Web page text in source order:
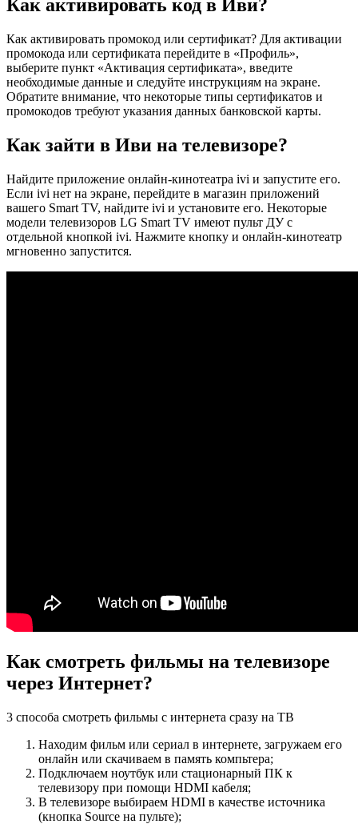
Как активировать код в Иви?
Как активировать промокод или сертификат? Для активации
промокода или сертификата перейдите в «Профиль»,
выберите пункт «Активация сертификата», введите
необходимые данные и следуйте инструкциям на экране.
Обратите внимание, что некоторые типы сертификатов и
промокодов требуют указания данных банковской карты.
Как зайти в Иви на телевизоре?
Найдите приложение онлайн-кинотеатра ivi и запустите его.
Если ivi нет на экране, перейдите в магазин приложений
вашего Smart TV, найдите ivi и установите его. Некоторые
модели телевизоров LG Smart TV имеют пульт ДУ с
отдельной кнопкой ivi. Нажмите кнопку и онлайн-кинотеатр
мгновенно запустится.
Как смотреть фильмы на телевизоре
через Интернет?
3 способа смотреть фильмы с интернета сразу на ТВ
Находим фильм или сериал в интернете, загружаем его
онлайн или скачиваем в память компьтера;
Подключаем ноутбук или стационарный ПК к
телевизору при помощи HDMI кабеля;
В телевизоре выбираем HDMI в качестве источника
(кнопка Source на пульте);